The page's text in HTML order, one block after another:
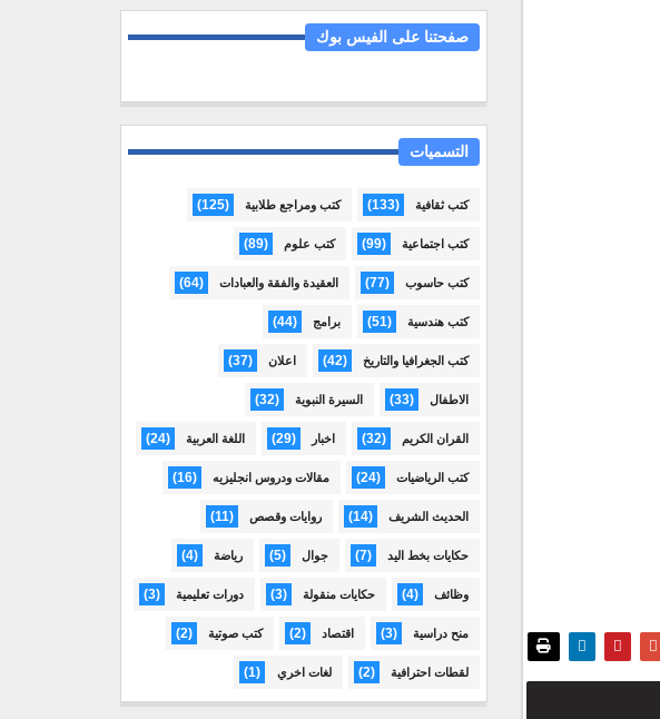
صفحتنا على الفيس بوك
التسميات
كتب ثقافية (133) كتب ومراجع طلابية (125)
كتب اجتماعية (99) كتب علوم (89)
كتب حاسوب (77) العقيدة والفقة والعبادات (64)
كتب هندسية (51) برامج (44)
كتب الجغرافيا والتاريخ (42) اعلان (37)
الاطفال (33) السيرة النبوية (32)
القران الكريم (32) اخبار (29) اللغة العربية (24)
كتب الرياضيات (24) مقالات ودروس انجليزيه (16)
الحديث الشريف (14) روايات وقصص (11)
حكايات بخط اليد (7) جوال (5) رياضة (4)
وظائف (4) حكايات منقولة (3) دورات تعليمية (3)
منح دراسية (3) اقتصاد (2) كتب صوتية (2)
لقطات احترافية (2) لغات اخري (1)